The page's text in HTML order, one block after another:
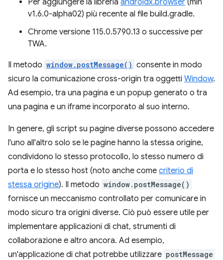
Per aggiungere la libreria androidx.browser (min
v1.6.0-alpha02) più recente al file build.gradle.
Chrome versione 115.0.5790.13 o successive per
TWA.
Il metodo window.postMessage() consente in modo
sicuro la comunicazione cross-origin tra oggetti Window.
Ad esempio, tra una pagina e un popup generato o tra
una pagina e un iframe incorporato al suo interno.
In genere, gli script su pagine diverse possono accedere
l'uno all'altro solo se le pagine hanno la stessa origine,
condividono lo stesso protocollo, lo stesso numero di
porta e lo stesso host (noto anche come criterio di
stessa origine). Il metodo window.postMessage()
fornisce un meccanismo controllato per comunicare in
modo sicuro tra origini diverse. Ciò può essere utile per
implementare applicazioni di chat, strumenti di
collaborazione e altro ancora. Ad esempio,
un'applicazione di chat potrebbe utilizzare postMessage